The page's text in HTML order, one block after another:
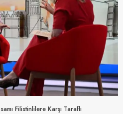
Filistinlilere Karşı Taraflı